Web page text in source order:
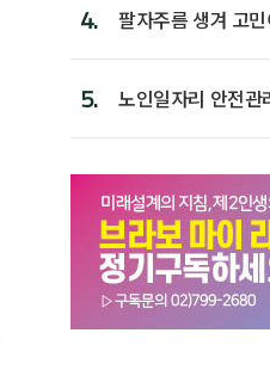
4. 팔자주름 생겨 고
5.
노인일자리 안전